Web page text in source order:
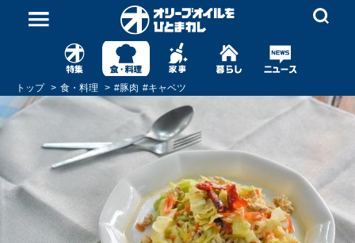
トップ 食・料理 #豚肉 #キャベツ